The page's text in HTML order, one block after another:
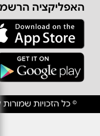
האפליקציה
© כל הזכויות